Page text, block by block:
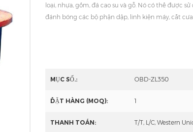
loại, nhựa, gốm, đá cao su và gỗ. Nó có thể được
đánh bóng các bộ phận dập, linh kiện máy, cắt
MỤC SỐ.: OBD-ZL350
ĐẶT HÀNG (MOQ): 1
THANH TOÁN: T/T, L/C, Western